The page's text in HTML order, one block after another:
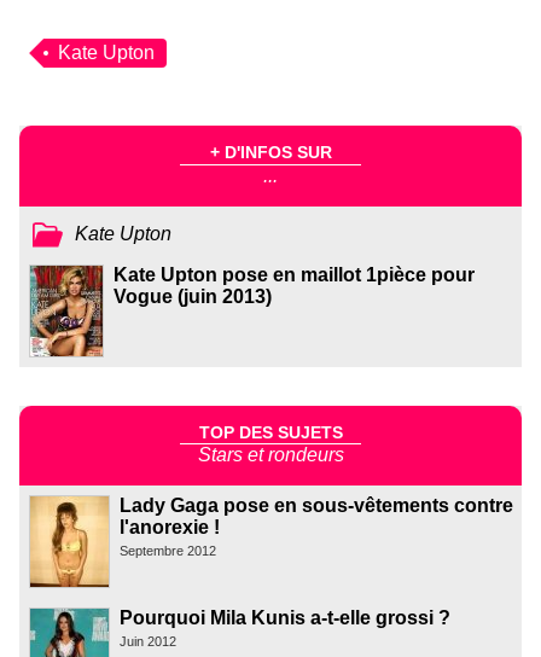
Kate Upton
+ D'INFOS SUR
...
Kate Upton
Kate Upton pose en maillot 1pièce pour
Vogue (juin 2013)
TOP DES SUJETS
Stars et rondeurs
Lady Gaga pose en sous-vêtements contre
l'anorexie !
Septembre 2012
Pourquoi Mila Kunis a-t-elle grossi ?
Juin 2012